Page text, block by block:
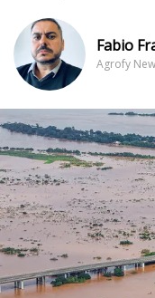
Fabio
Agrofy